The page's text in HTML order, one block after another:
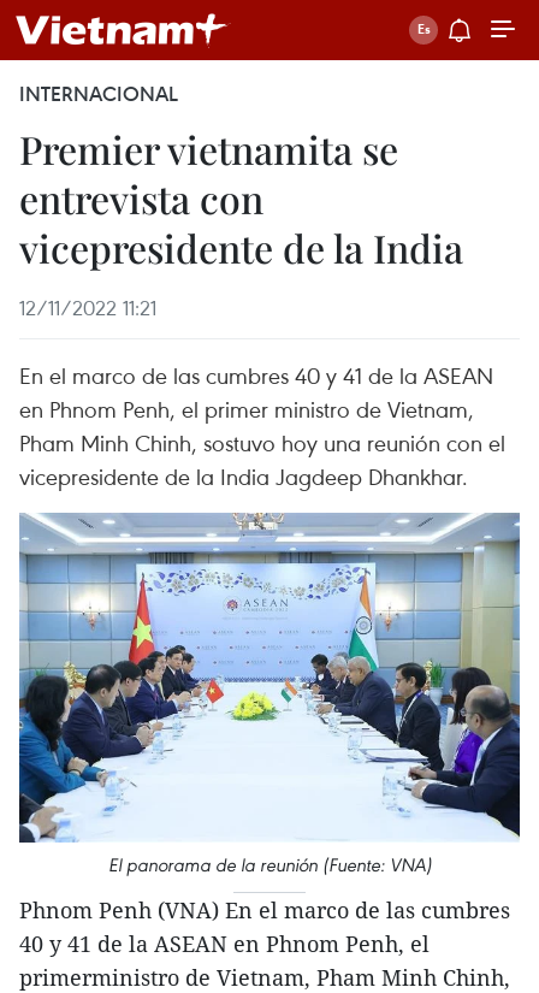
INTERNACIONAL
Premier vietnamita se
entrevista con
vicepresidente de la India
12/11/2022 11:21
En el marco de las cumbres 40 y 41 de la ASEAN
en Phnom Penh, el primer ministro de Vietnam,
Pham Minh Chinh, sostuvo hoy una reunión con el
vicepresidente de la India Jagdeep Dhankhar.
El panorama de la reunión (Fuente: VNA)
Phnom Penh (VNA) En el marco de las cumbres
40 y 41 de la ASEAN en Phnom Penh, el
primerministro de Vietnam, Pham Minh Chinh,